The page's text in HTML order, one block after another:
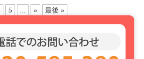
5 » 最後 »